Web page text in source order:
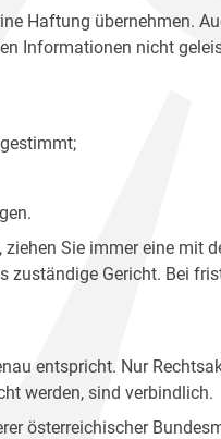
Haftung übernehmen.
Informationen nicht
Sie immer eine mit
zuständige Gericht. Bei
entspricht. Nur
werden, sind verbindlich.
österreichischer